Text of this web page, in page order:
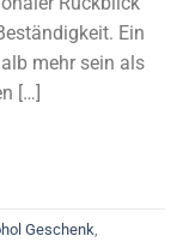
Ein
mehr sein als
[…]
Geschenk